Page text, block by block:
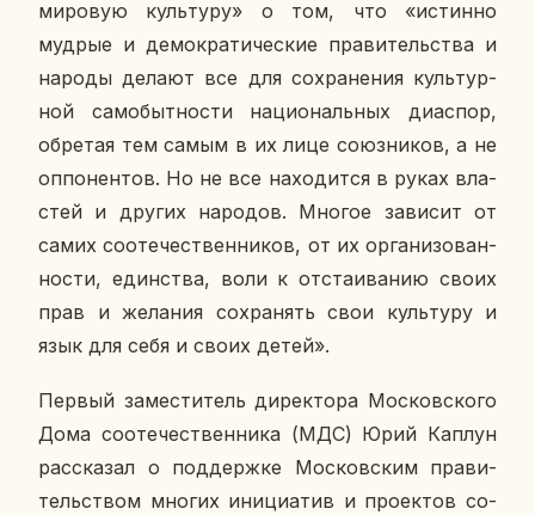
ми­ро­вую куль­ту­ру» о том, что «ис­тин­но
мудрые и де­мо­кра­ти­че­ские пра­ви­тель­ства и
народы делают все для со­хра­не­ния куль­тур­
ной са­мо­быт­но­сти на­ци­о­наль­ных диас­пор,
об­ре­тая тем самым в их лице со­юз­ни­ков, а не
оп­по­нен­тов. Но не все на­хо­дит­ся в руках вла­
стей и других на­ро­дов. Многое за­ви­сит от
самих со­оте­че­ствен­ни­ков, от их ор­га­ни­зо­ван­
но­сти, един­ства, воли к от­ста­и­ва­нию своих
прав и же­ла­ния со­хра­нять свои куль­ту­ру и
язык для себя и своих детей».
Первый за­ме­сти­тель ди­рек­то­ра Мос­ков­ско­го
Дома со­оте­че­ствен­ни­ка (МДС) Юрий Каплун
рас­ска­зал о под­держ­ке Мос­ков­ским пра­ви­
тель­ством многих ини­ци­а­тив и про­ек­тов со­